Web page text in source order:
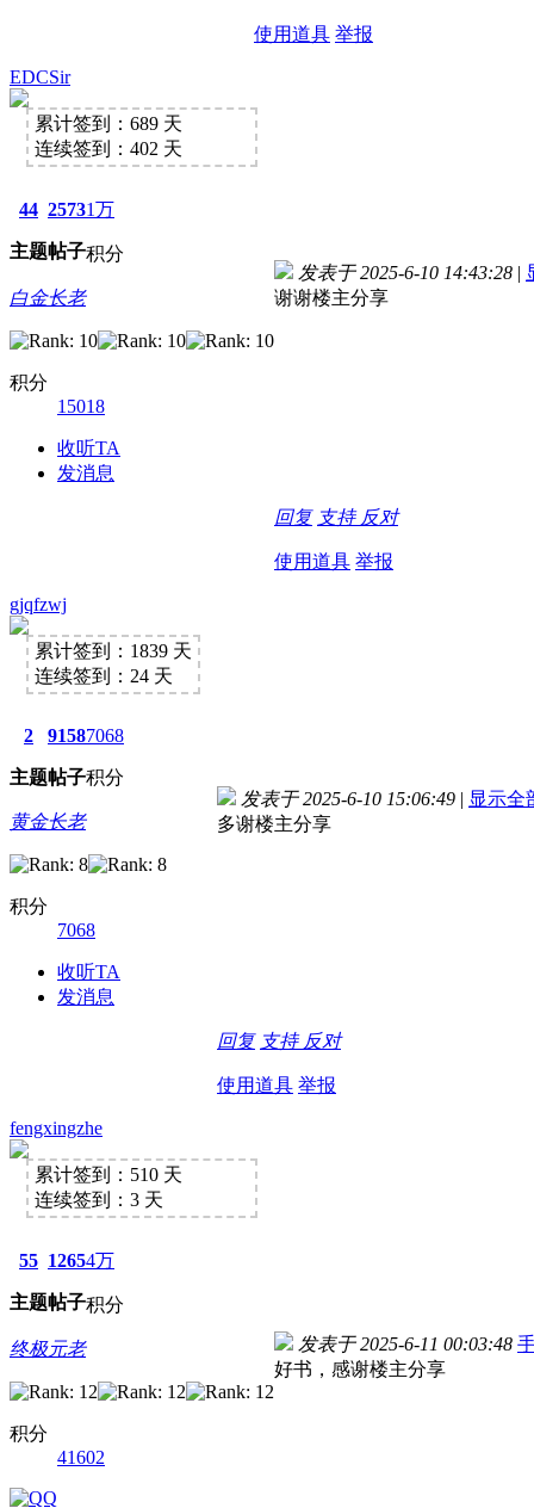
使用道具 举报
EDCSir
累计签到：689 天
连续签到：402 天
44
主题
2573
帖子
1万
积分
白金长老
积分
15018
收听TA
发消息
发表于 2025-6-10 14:43:28 |
谢谢楼主分享
回复 支持 反对
使用道具 举报
gjqfzwj
累计签到：1839 天
连续签到：24 天
2
主题
9158
帖子
7068
积分
黄金长老
积分
7068
收听TA
发消息
发表于 2025-6-10 15:06:49 | 显示全
多谢楼主分享
回复 支持 反对
使用道具 举报
fengxingzhe
累计签到：510 天
连续签到：3 天
55
主题
1265
帖子
4万
积分
终极元老
积分
41602
发表于 2025-6-11 00:03:48
好书，感谢楼主分享